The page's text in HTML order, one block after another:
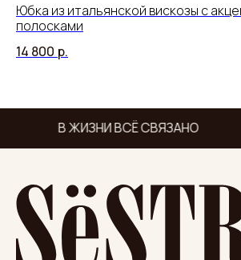
Юбка из итальянской вискозы с
полосками
14 800 р.
В ЖИЗНИ ВСЁ СВЯЗАНО